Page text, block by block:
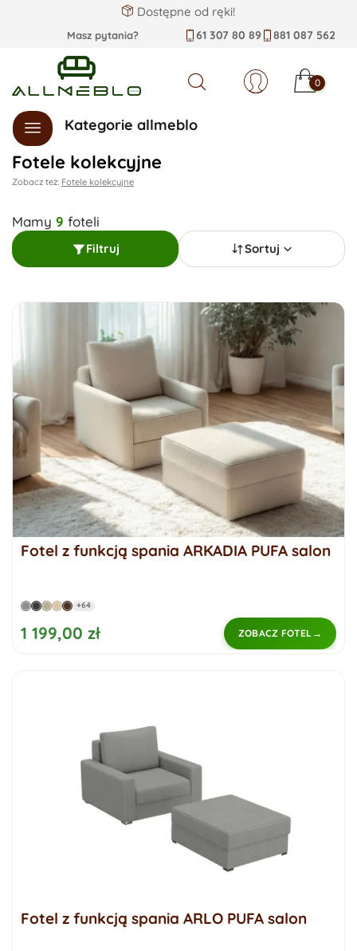
Dostępne od ręki!
Masz pytania? 61 307 80 89 881 087 562
Szukaj 0
Kategorie allmeblo
Fotele kolekcyjne
Zobacz też: Fotele kolekcyjne
Mamy 9 foteli
Filtruj Sortuj wg:
SortujDostępne
Fotel z funkcją spania ARKADIA PUFA salon
+64
1 199,00 zł ZOBACZ FOTEL
Fotel z funkcją spania ARLO PUFA salon